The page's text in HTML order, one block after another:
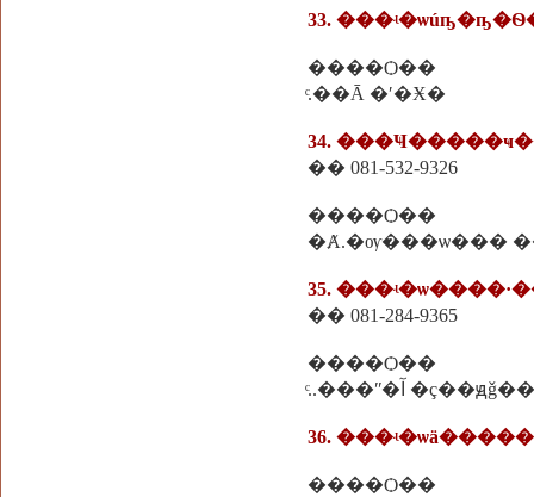
33.
����Ѻ��
ͨ.��Ᾱ �ʹ�Ӿ�
34.
�� 081-532-9326
����Ѻ��
�Ⱥ.�ѹ���ѡ���
35.
�� 081-284-9365
����Ѻ��
ͨ..���ʺ�آ �ç��ԭǧ��
36.
����Ѻ��